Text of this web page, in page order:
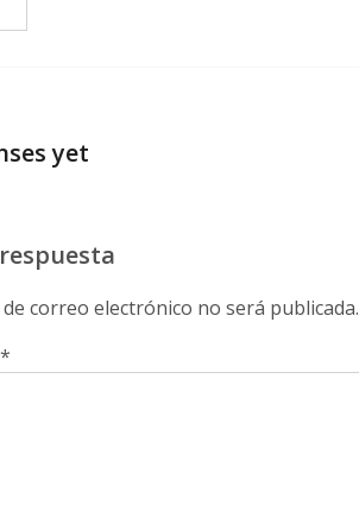
yet
correo electrónico no será publicada.
*